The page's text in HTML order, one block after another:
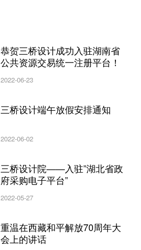
恭贺三桥设计成功入驻湖南省
公共资源交易统一注册平台！
2022-06-23
三桥设计端午放假安排通知
2022-06-02
三桥设计院——入驻”湖北省政
府采购电子平台”
2022-05-27
重温在西藏和平解放70周年大
会上的讲话